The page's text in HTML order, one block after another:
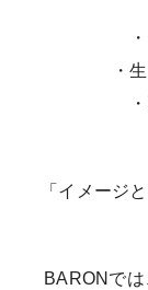
・
「イメージ
BARONでは